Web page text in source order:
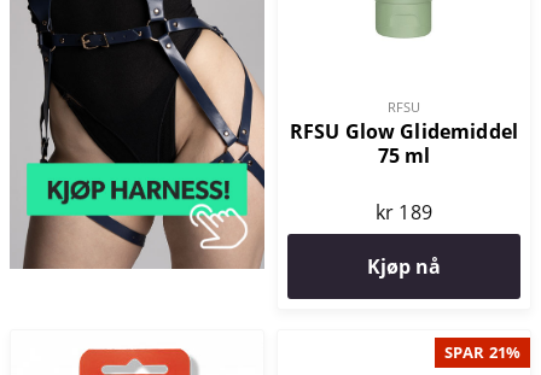
RFSU
RFSU Glow Glidemiddel
75 ml
kr 189
Kjøp nå
SPAR 21%